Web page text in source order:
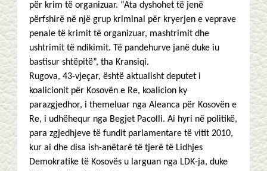
për krim të organizuar. “Ata dyshohet të jenë
përfshirë në një grup kriminal për kryerjen e veprave
penale të krimit të organizuar, mashtrimit dhe
ushtrimit të ndikimit. Të pandehurve janë duke iu
bastisur shtëpitë”, tha Kransiqi.
Rugova, 43-vjeçar, është aktualisht deputet i
koalicionit për Kosovën e Re, koalicion ky
parazgjedhor, i themeluar nga Aleanca për Kosovën e
Re, i udhëhequr nga Begjet Pacolli. Ai hyri në politikë,
para zgjedhjeve të fundit parlamentare të vitit 2010,
kur ai dhe disa ish-anëtarë të tjerë të Lidhjes
Demokratike të Kosovës u larguan nga LDK-ja, duke